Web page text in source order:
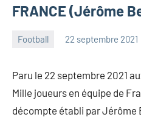
FRANCE (Jérôme
Football 22 septembre 2021
Paru le 22 septembre 2021
Mille joueurs en équipe de
décompte établi par Jérôme